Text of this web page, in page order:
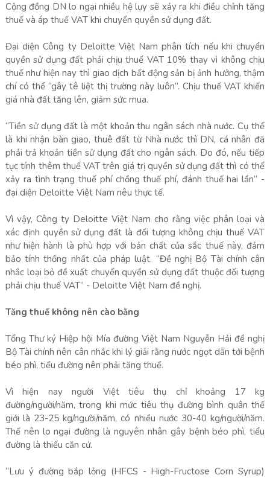
Cộng đồng DN lo ngại nhiều hệ lụy sẽ xảy ra khi điều chỉnh tăng
thuế và áp thuế VAT khi chuyển quyền sử dụng đất.
Đại diện Công ty Deloitte Việt Nam phân tích nếu khi chuyển
quyền sử dụng đất phải chịu thuế VAT 10% thay vì không chịu
thuế như hiện nay thì giao dịch bất động sản bị ảnh hưởng, thậm
chí có thể “gây tê liệt thị trường này luôn”. Chịu thuế VAT khiến
giá nhà đất tăng lên, giảm sức mua.
“Tiền sử dụng đất là một khoản thu ngân sách nhà nước. Cụ thể
là khi nhận bàn giao, thuê đất từ Nhà nước thì DN, cá nhân đã
phải trả khoản tiền sử dụng đất cho ngân sách. Do đó, nếu tiếp
tục tính thêm thuế VAT trên giá trị quyền sử dụng đất thì có thể
xảy ra tình trạng thuế phí chồng thuế phí, đánh thuế hai lần” -
đại diện Deloitte Việt Nam nêu thực tế.
Vì vậy, Công ty Deloitte Việt Nam cho rằng việc phân loại và
xác định quyền sử dụng đất là đối tượng không chịu thuế VAT
như hiện hành là phù hợp với bản chất của sắc thuế này, đảm
bảo tính thống nhất của pháp luật. “Đề nghị Bộ Tài chính cân
nhắc loại bỏ đề xuất chuyển quyền sử dụng đất thuộc đối tượng
phải chịu thuế VAT” - Deloitte Việt Nam đề nghị.
Tăng thuế không nên cào bằng
Tổng Thư ký Hiệp hội Mía đường Việt Nam Nguyễn Hải đề nghị
Bộ Tài chính nên cân nhắc khi lý giải rằng nước ngọt dẫn tới bệnh
béo phì, tiểu đường nên phải tăng thuế.
Vì hiện nay người Việt tiêu thụ chỉ khoảng 17 kg
đường/người/năm, trong khi mức tiêu thụ đường bình quân thế
giới là 23-25 kg/người/năm, có nhiều nước 30-40 kg/người/năm.
Thế nên lo ngại đường là nguyên nhân gây bệnh béo phì, tiểu
đường là thiếu căn cứ.
“Lưu ý đường bắp lỏng (HFCS - High-Fructose Corn Syrup)